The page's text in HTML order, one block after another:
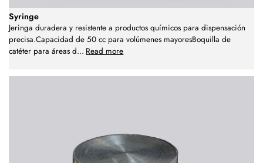
Syringe
Jeringa duradera y resistente a productos químicos para dispensación
precisa.Capacidad de 50 cc para volúmenes mayoresBoquilla de
catéter para áreas d... Read more